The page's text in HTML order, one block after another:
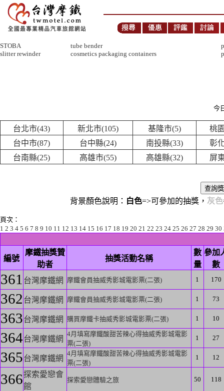
STOBA tube bender
slitter rewinder
cosmetics packaging containers
今
台北市(43) 新北市(105) 基隆市(5)
桃
台中市(87)
台中縣(24) 南投縣(33)
彰
台南縣(25)
高雄市(55) 高雄縣(32) 屏
背景顏色說明： 白色=>可參加的抽獎， 灰色
頁次：
1 2 3 4 5 6 7 8 9 10 11 12 13 14 15 16 17 18 19 20 21 22 23 24 25 26 27 28 29 30
編號
摩鐵抽獎贊
助者
抽獎活動名稱
數
量
參加
數
361 台灣摩鐵網 摩鐵會員抽威秀影城電影票(二張) 1 170
362 台灣摩鐵網 摩鐵會員抽威秀影城電影票(二張) 1 73
363台灣摩鐵網 購買摩鐵卡抽威秀影城電影票(二張) 1 10
364台灣摩鐵網
4月填寫摩鐵酸甜苦辣心得抽威秀影城電影
票(二張)
1 27
365台灣摩鐵網
4月填寫摩鐵酸甜苦辣心得抽威秀影城電影
票(二張)
1 12
366探索愛戀會
館
探索愛戀體驗之旅 50 118